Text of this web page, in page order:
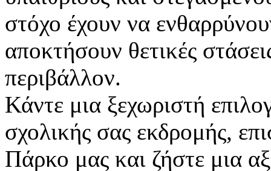
στόχο έχουν να
αποκτήσουν θετικές
περιβάλλον.
Κάντε μια ξεχωριστή
σχολικής σας εκδρομής,
Πάρκο μας και ζήστε μια